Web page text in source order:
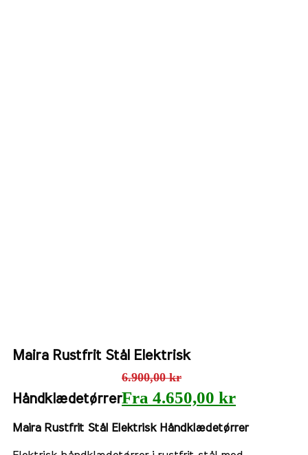
Maira Rustfrit Stål Elektrisk
Håndklædetørrer
6.900,00kr
Fra 4.650,00 kr
Maira Rustfrit Stål Elektrisk Håndklædetørrer